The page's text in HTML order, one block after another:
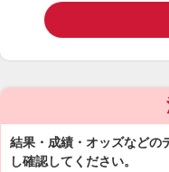
結果・成績・オッズなどの
し確認してください。